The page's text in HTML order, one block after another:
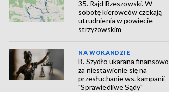
35. Rajd Rzeszowski. W
sobotę kierowców czekają
utrudnienia w powiecie
strzyżowskim
NA WOKANDZIE
B. Szydło ukarana finansowo
za niestawienie się na
przesłuchanie ws. kampanii
"Sprawiedliwe Sądy"